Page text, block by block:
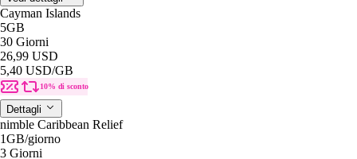
Cayman Islands
5GB
30 Giorni
26,99 USD
5,40 USD/GB
10% di sconto
Dettagli
nimble Caribbean Relief
1GB/giorno
3 Giorni